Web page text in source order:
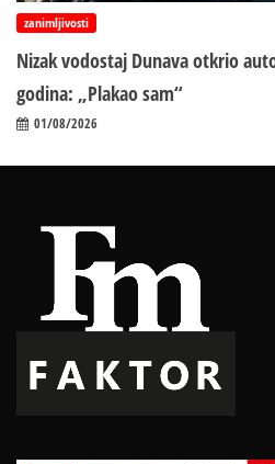
zanimljivosti
Nizak vodostaj Dunava otkrio
godina: „Plakao sam“
01/08/2026